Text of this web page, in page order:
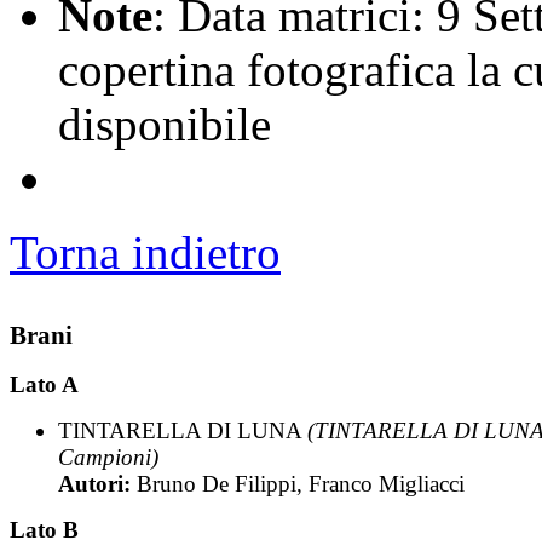
Note: Data matrici: 9
copertina fotografica la
disponibile
Torna indietro
Brani
Lato A
TINTARELLA DI LUNA(TINTARELLA DI
Campioni)
Autori: Bruno De Filippi, Franco Migliacci
Lato B